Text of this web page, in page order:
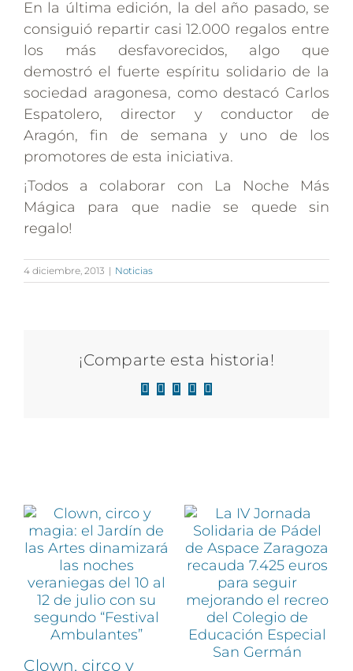
En la última edición, la del año pasado, se
consiguió repartir casi 12.000 regalos entre
los más desfavorecidos, algo que
demostró el fuerte espíritu solidario de la
sociedad aragonesa, como destacó Carlos
Espatolero, director y conductor de
Aragón, fin de semana y uno de los
promotores de esta iniciativa.
¡Todos a colaborar con La Noche Más
Mágica para que nadie se quede sin
regalo!
4 diciembre, 2013 | Noticias
¡Comparte esta historia!
Facebook
X LinkedIn
WhatsApp
Correo
Clown, circo y